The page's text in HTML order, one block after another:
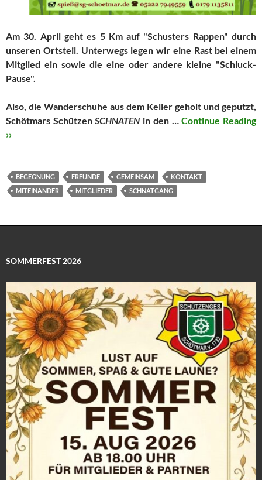
Am 30. April geht es 5 Km auf "Schusters Rappen" durch
unseren Ortsteil. Unterwegs legen wir eine Rast bei einem
Mitglied ein sowie die eine oder andere kleine "Schluck-
Pause".
Also, die Wanderschuhe aus dem Keller geholt und geputzt,
Schötmars SchützenSCHNATEN in den …Continue Reading
››
BEGEGNUNG FREUNDE GEMEINSAM
KONTAKT
MITEINANDER
MITGLIEDER SCHNATGANG
SOMMERFEST 2026